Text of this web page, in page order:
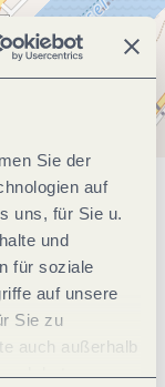
Sie der
auf
uns, für Sie u.
und
für soziale
auf unsere
Sie zu
auch außerhalb
dort